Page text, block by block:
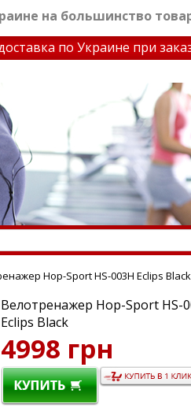
на большинство
по Украине при заказе
Hop-Sport HS-003H Eclips Black
Велотренажер Hop-Sport HS-
Eclips Black
4998 грн